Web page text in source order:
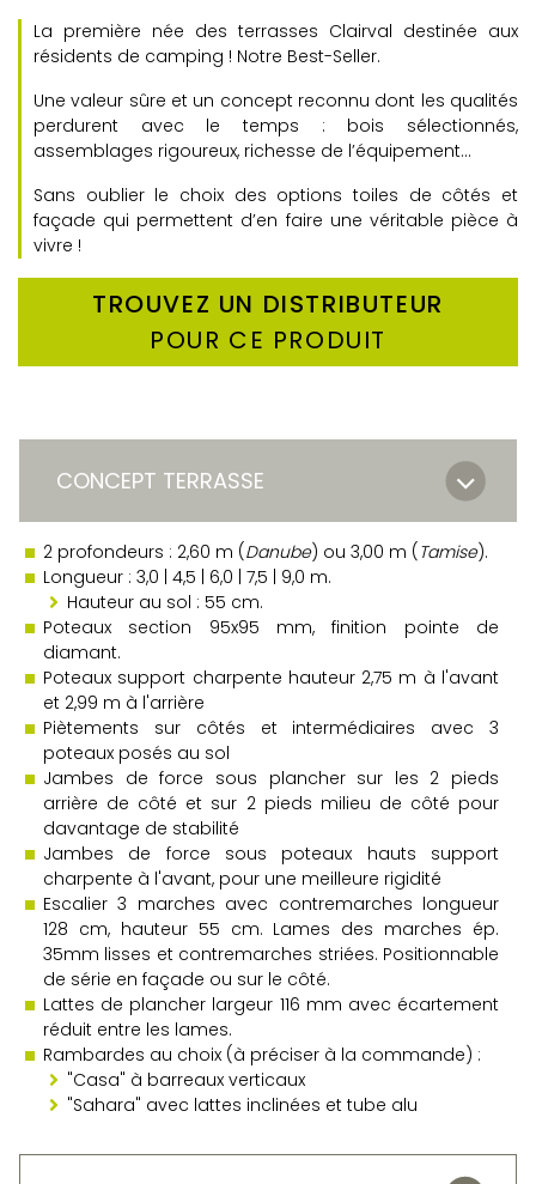
La première née des terrasses Clairval destinée aux
résidents de camping ! Notre Best-Seller.
Une valeur sûre et un concept reconnu dont les qualités
perdurent avec le temps : bois sélectionnés,
assemblages rigoureux, richesse de l’équipement…
Sans oublier le choix des options toiles de côtés et
façade qui permettent d’en faire une véritable pièce à
vivre !
TROUVEZ UN DISTRIBUTEUR
POUR CE PRODUIT
CONCEPT TERRASSE
2 profondeurs : 2,60 m (Danube) ou 3,00 m ( Tamise).
Longueur : 3,0 | 4,5 | 6,0 | 7,5 | 9,0 m.
Hauteur au sol : 55 cm.
Poteaux section 95x95 mm, finition pointe de
diamant.
Poteaux support charpente hauteur 2,75 m à l'avant
et 2,99 m à l'arrière
Piètements sur côtés et intermédiaires avec 3
poteaux posés au sol
Jambes de force sous plancher sur les 2 pieds
arrière de côté et sur 2 pieds milieu de côté pour
davantage de stabilité
Jambes de force sous poteaux hauts support
charpente à l'avant, pour une meilleure rigidité
Escalier 3 marches avec contremarches longueur
128 cm, hauteur 55 cm. Lames des marches ép.
35mm lisses et contremarches striées. Positionnable
de série en façade ou sur le côté.
Lattes de plancher largeur 116 mm avec écartement
réduit entre les lames.
Rambardes au choix (à préciser à la commande) :
"Casa" à barreaux verticaux
"Sahara" avec lattes inclinées et tube alu